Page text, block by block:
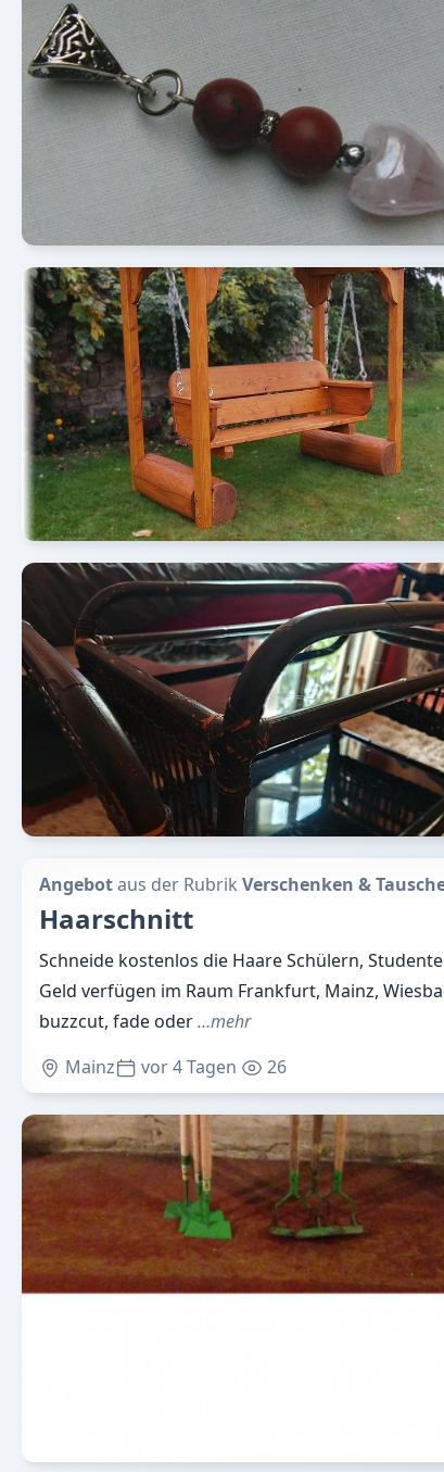
Angebotaus der Rubrik Verschenken &
Haarschnitt
Schneide kostenlos die Haare Schülern,
Geld verfügen im Raum Frankfurt, Mainz,
buzzcut, fade oder…mehr
Mainz
vor 4 Tagen 26